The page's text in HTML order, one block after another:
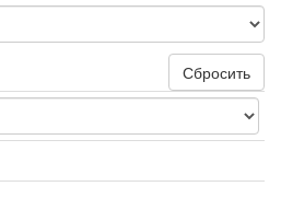
Сбросить